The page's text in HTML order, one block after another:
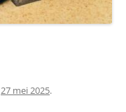
27 mei 2025.